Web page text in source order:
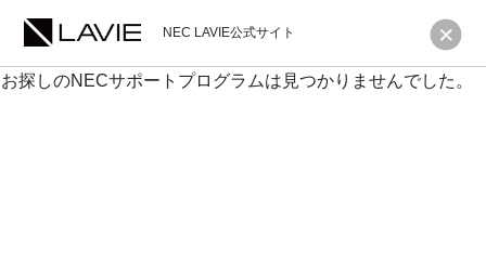
NEC LAVIE公式サイト
お探しのNECサポートプログラムは見つかりませんでした。